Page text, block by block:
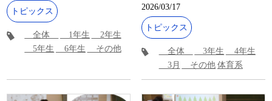
トピックス
全体 1年生
2年生
5年生
6年生 その他
2026/03/17
トピックス
全体 3年生
4年生
3月
その他 体育系